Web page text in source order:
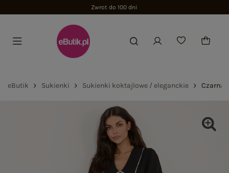
Zwrot do 100 dni
eButik Sukienki Sukienki koktajlowe / eleganckie Czarna